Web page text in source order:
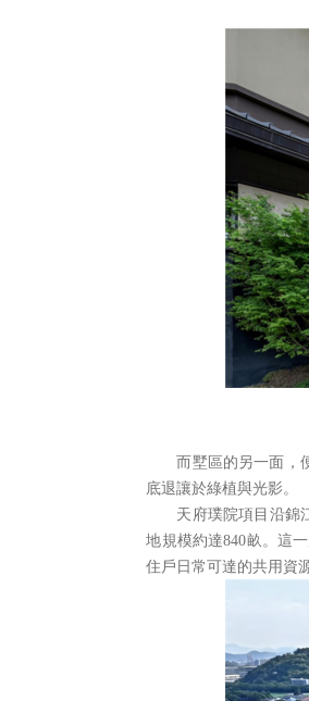
而墅區的另一面，
底退讓於綠植與光影。
天府璞院項目沿錦
地規模約達840畝。這
住戶日常可達的共用資源